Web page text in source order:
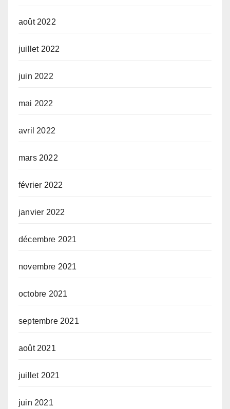
août 2022
juillet 2022
juin 2022
mai 2022
avril 2022
mars 2022
février 2022
janvier 2022
décembre 2021
novembre 2021
octobre 2021
septembre 2021
août 2021
juillet 2021
juin 2021